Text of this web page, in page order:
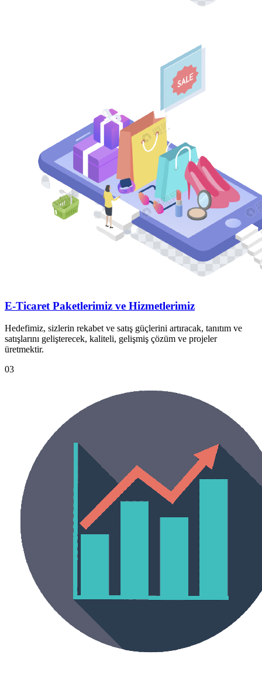
E-Ticaret Paketlerimiz ve Hizmetlerimiz
Hedefimiz, sizlerin rekabet ve satış güçlerini artıracak, tanıtım ve
satışlarını gelişterecek, kaliteli, gelişmiş çözüm ve projeler
üretmektir.
03